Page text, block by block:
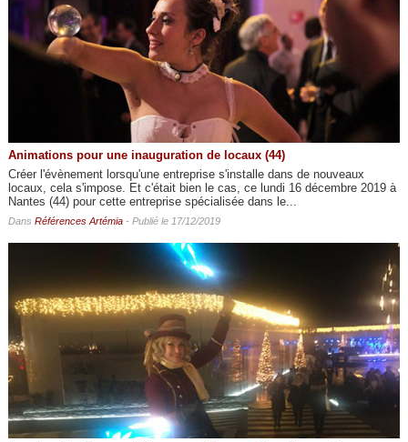
Animations pour une inauguration de locaux (44)
Créer l'évènement lorsqu'une entreprise s'installe dans de nouveaux
locaux, cela s'impose. Et c'était bien le cas, ce lundi 16 décembre 2019 à
Nantes (44) pour cette entreprise spécialisée dans le...
Dans Références Artémia- Publié le 17/12/2019